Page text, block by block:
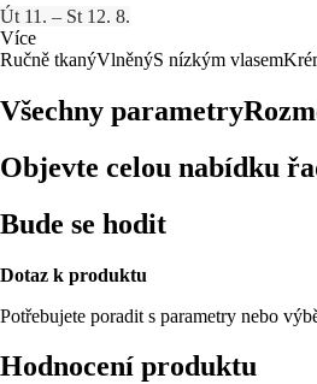
Út 11. – St 12. 8.
Více
Ručně tkanýVlněnýS nízkým vlasem
Všechny parametry
Objevte celou nabídku
Bude se hodit
Dotaz k produktu
Potřebujete poradit s parametry nebo
Hodnocení produktu